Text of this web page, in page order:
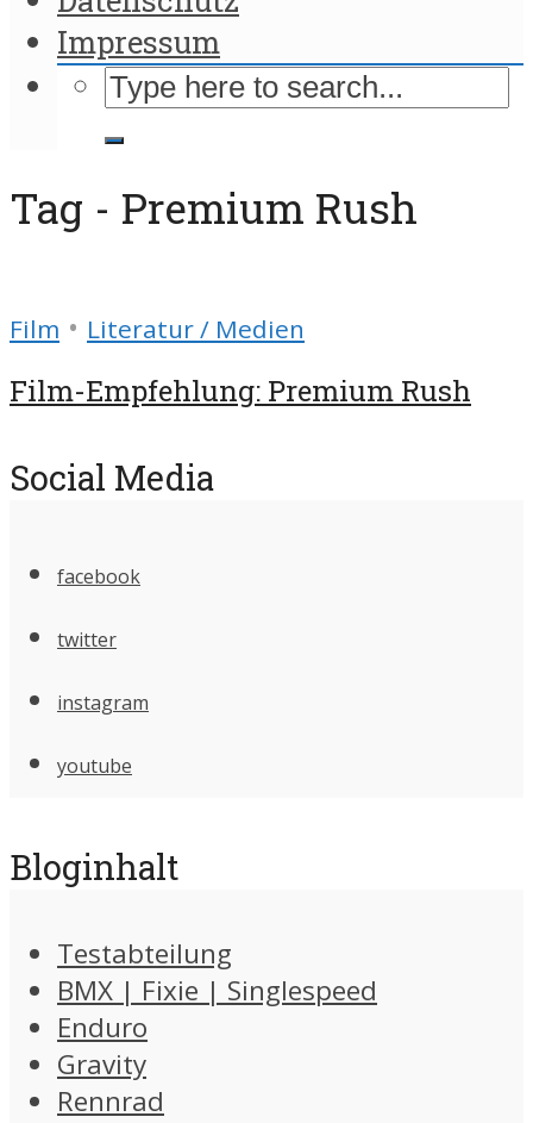
Impressum
Tag - Premium Rush
Film • Literatur / Medien
Film-Empfehlung: Premium Rush
Social Media
facebook
twitter
instagram
youtube
Bloginhalt
Testabteilung
BMX | Fixie | Singlespeed
Enduro
Gravity
Rennrad